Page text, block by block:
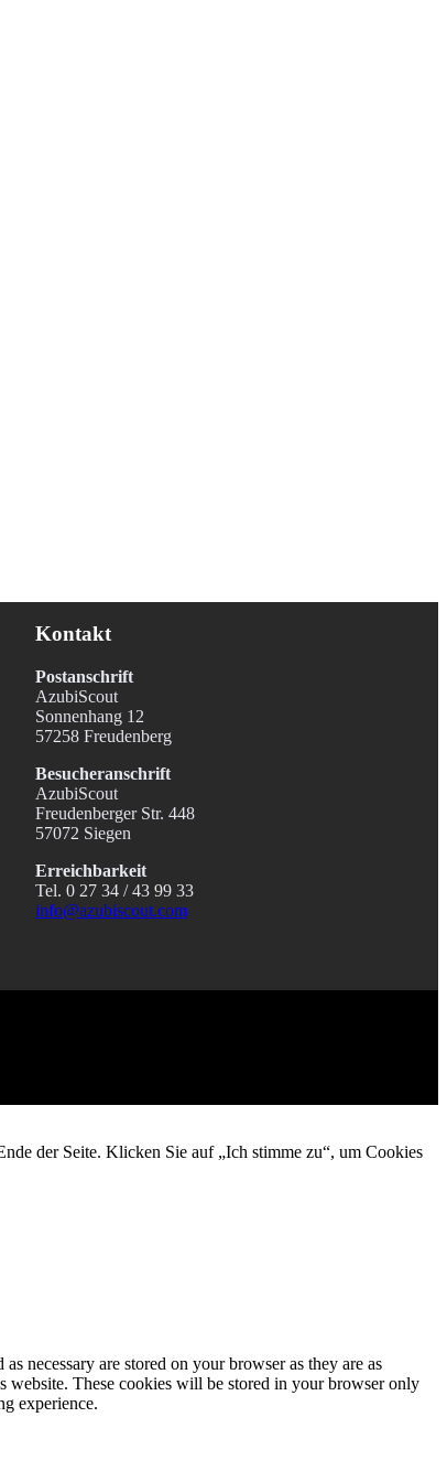
Kontakt
Postanschrift
AzubiScout
Sonnenhang 12
57258 Freudenberg
Besucheranschrift
AzubiScout
Freudenberger Str. 448
57072 Siegen
Erreichbarkeit
Tel. 0 27 34 / 43 99 33
info@azubiscout.com
der Seite. Klicken Sie auf „Ich stimme zu“, um Cookies
necessary are stored on your browser as they are as
website. These cookies will be stored in your browser only
experience.